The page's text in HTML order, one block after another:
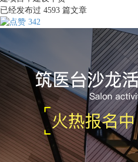
已经发布过 4593 篇文章
342